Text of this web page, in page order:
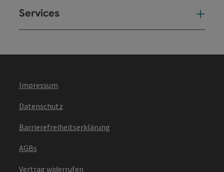
Services
Impressum
Datenschutz
Barrierefreiheitserklärung
AGBs
Vertrag widerrufen